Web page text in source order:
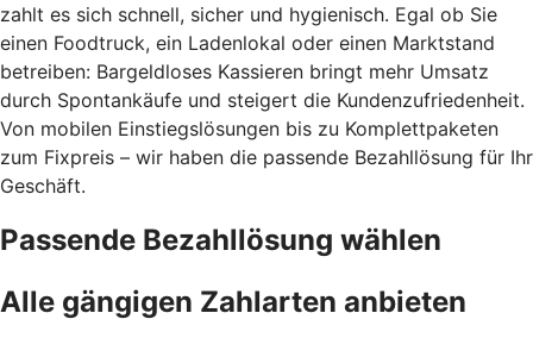
zahlt es sich schnell, sicher und hygienisch. Egal ob Sie
einen Foodtruck, ein Ladenlokal oder einen Marktstand
betreiben: Bargeldloses Kassieren bringt mehr Umsatz
durch Spontankäufe und steigert die Kundenzufriedenheit.
Von mobilen Einstiegslösungen bis zu Komplettpaketen
zum Fixpreis – wir haben die passende Bezahllösung für Ihr
Geschäft.
Passende Bezahllösung wählen
Alle gängigen Zahlarten anbieten